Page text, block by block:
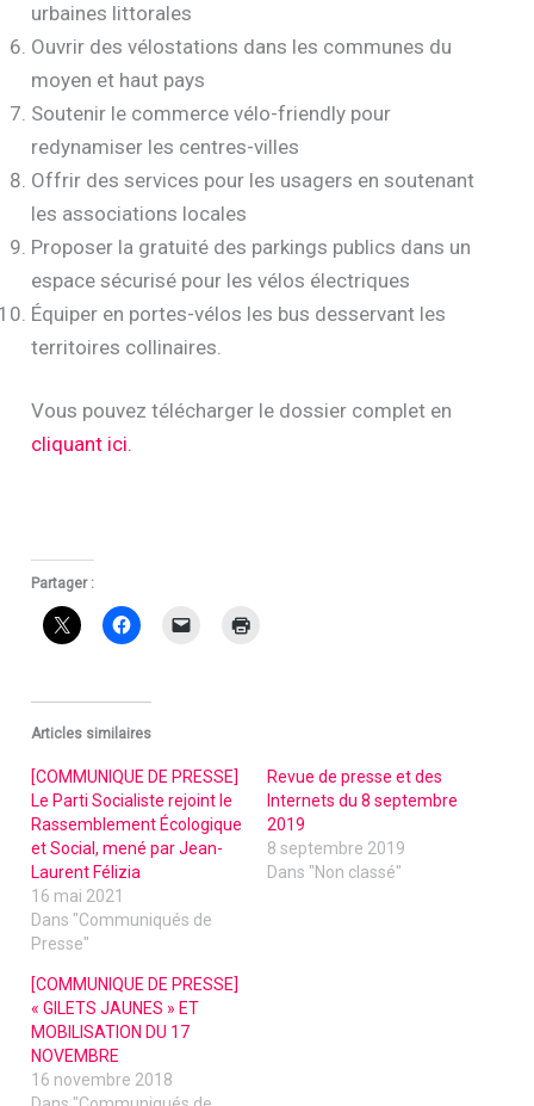
urbaines littorales
Ouvrir des vélostations dans les communes du
moyen et haut pays
Soutenir le commerce vélo-friendly pour
redynamiser les centres-villes
Offrir des services pour les usagers en soutenant
les associations locales
Proposer la gratuité des parkings publics dans un
espace sécurisé pour les vélos électriques
Équiper en portes-vélos les bus desservant les
territoires collinaires.
Vous pouvez télécharger le dossier complet en
cliquant ici.
Partager :
Articles similaires
[COMMUNIQUE DE PRESSE]
Le Parti Socialiste rejoint le
Rassemblement Écologique
et Social, mené par Jean-
Laurent Félizia
16 mai 2021
Dans "Communiqués de
Presse"
Revue de presse et des
Internets du 8 septembre
2019
8 septembre 2019
Dans "Non classé"
[COMMUNIQUE DE PRESSE]
« GILETS JAUNES » ET
MOBILISATION DU 17
NOVEMBRE
16 novembre 2018